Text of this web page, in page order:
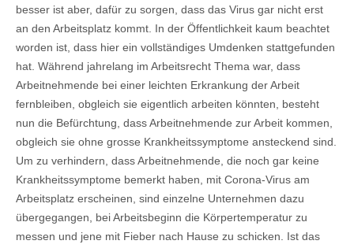
besser ist aber, dafür zu sorgen, dass das Virus gar nicht erst
an den Arbeitsplatz kommt. In der Öffentlichkeit kaum beachtet
worden ist, dass hier ein vollständiges Umdenken stattgefunden
hat. Während jahrelang im Arbeitsrecht Thema war, dass
Arbeitnehmende bei einer leichten Erkrankung der Arbeit
fernbleiben, obgleich sie eigentlich arbeiten könnten, besteht
nun die Befürchtung, dass Arbeitnehmende zur Arbeit kommen,
obgleich sie ohne grosse Krankheitssymptome ansteckend sind.
Um zu verhindern, dass Arbeitnehmende, die noch gar keine
Krankheitssymptome bemerkt haben, mit Corona-Virus am
Arbeitsplatz erscheinen, sind einzelne Unternehmen dazu
übergegangen, bei Arbeitsbeginn die Körpertemperatur zu
messen und jene mit Fieber nach Hause zu schicken. Ist das